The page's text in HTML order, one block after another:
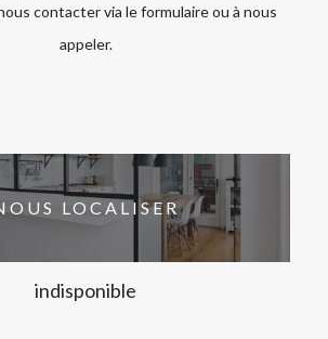
contacter via le formulaire ou à nous
appeler.
LOCALISER
indisponible